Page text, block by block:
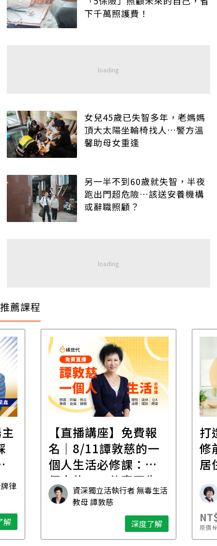
下千萬照護費！
女兒45歲已失智多年，老媽媽
頂大太陽坐輪椅找人…警方溫
馨助母女重逢
另一半不到60歲就失智，半夜
跑出門超危險…該送安養機構
或辭職照顧？
推薦課程
活
解
打造安心住的家｜裝
修前必懂！住到老的
居住規劃全攻略
林黛羚
深度了解
遺
財
產
原價